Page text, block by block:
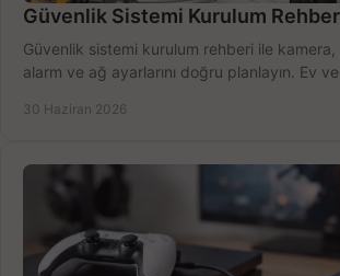
Güvenlik Sistemi Kurulum
Güvenlik sistemi kurulum rehberi ile kamera,
alarm ve ağ ayarlarını doğru planlayın. Ev
30 Haziran 2026